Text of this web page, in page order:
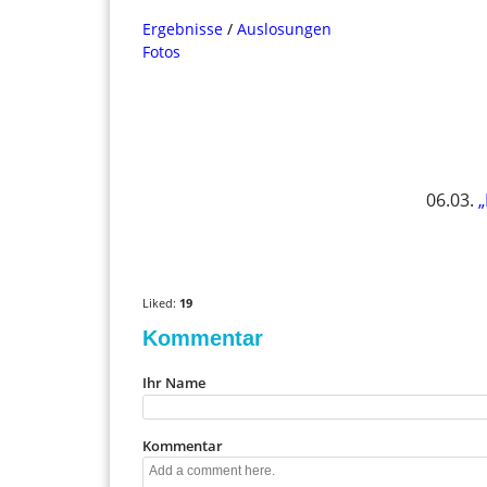
Ergebnisse/ Auslosungen
Fotos
06.03.
V
o
t
e
u
p
!
V
o
t
e
d
o
w
n
Liked: 19
Kommentar
Ihr Name
Kommentar